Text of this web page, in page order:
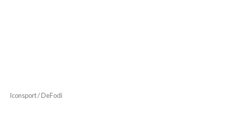
Iconsport / DeFodi